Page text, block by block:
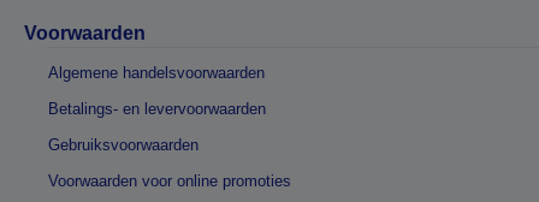
Voorwaarden
Algemene handelsvoorwaarden
Betalings- en levervoorwaarden
Gebruiksvoorwaarden
Voorwaarden voor online promoties